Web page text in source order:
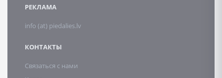
РЕКЛАМА
info (at) piedalies.lv
КОНТАКТЫ
Связаться с нами